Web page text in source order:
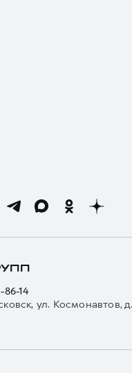
86-14
ул. Космонавтов, д.